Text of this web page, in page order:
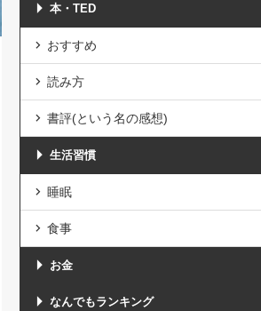
本・TED
おすすめ
読み方
書評(という名の感想)
生活習慣
睡眠
食事
お金
なんでもランキング